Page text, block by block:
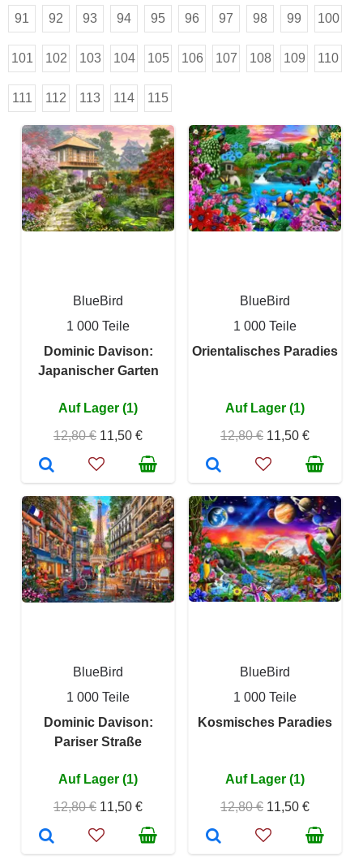
91 92 93 94 95 96 97 98 99 100
101 102 103 104 105 106 107 108 109 110
111 112 113 114 115
BlueBird
1 000 Teile
Dominic Davison:
Japanischer Garten
Auf Lager (1)
12,80 € 11,50 €
BlueBird
1 000 Teile
Orientalisches Paradies
Auf Lager (1)
12,80 € 11,50 €
BlueBird
1 000 Teile
Dominic Davison:
Pariser Straße
Auf Lager (1)
12,80 € 11,50 €
BlueBird
1 000 Teile
Kosmisches Paradies
Auf Lager (1)
12,80 € 11,50 €